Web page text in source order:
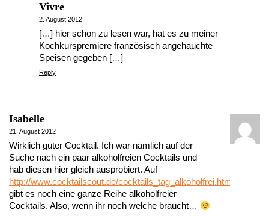
Vivre
2. August 2012
[…] hier schon zu lesen war, hat es zu meiner
Kochkurspremiere französisch angehauchte
Speisen gegeben […]
Reply
Isabelle
21. August 2012
Wirklich guter Cocktail. Ich war nämlich auf der
Suche nach ein paar alkoholfreien Cocktails und
hab diesen hier gleich ausprobiert. Auf
http://www.cocktailscout.de/cocktails_tag_alkoholfrei.html
gibt es noch eine ganze Reihe alkoholfreier
Cocktails. Also, wenn ihr noch welche braucht…